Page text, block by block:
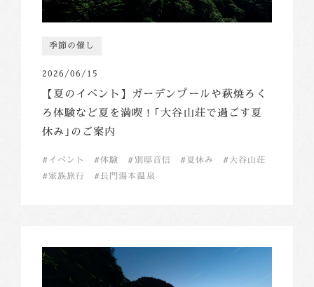
季節の催し
2026/06/15
【夏のイベント】ガーデンプールや萩焼ろく
ろ体験など夏を満喫！｢大谷山荘で過ごす夏
休み｣のご案内
イベント 体験 別邸音信 夏休み
大谷山荘
家族旅行
長門湯本温泉